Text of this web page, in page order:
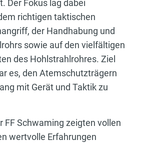
Der Fokus lag dabei
richtigen taktischen
der Handhabung und
sowie auf den vielfältigen
des Hohlstrahlrohres. Ziel
es, den Atemschutzträgern
mit Gerät und Taktik zu
FF Schwaming zeigten vollen
wertvolle Erfahrungen